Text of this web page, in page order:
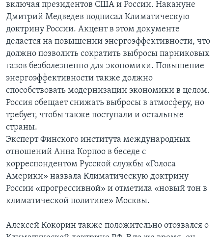
включая президентов США и России. Накануне
Дмитрий Медведев подписал Климатическую
доктрину России. Акцент в этом документе
делается на повышении энергоэффективности, что
должно позволить сократить выбросы парниковых
газов безболезненно для экономики. Повышение
энергоэффективности также должно
способствовать модернизации экономики в целом.
Россия обещает снижать выбросы в атмосферу, но
требует, чтобы также поступали и остальные
страны.
Эксперт Финского института международных
отношений Анна Корпоо в беседе с
корреспондентом Русской службы «Голоса
Америки» назвала Климатическую доктрину
России «прогрессивной» и отметила «новый тон в
климатической политике» Москвы.
Алексей Кокорин также положительно отозвался о